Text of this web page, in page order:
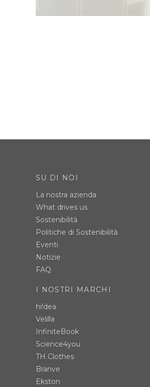
SU DI NOI
La nostra azienda
What drives us
Sostenibilità
Politiche di Sostenibilità
Eventi
Notizie
FAQ
I NOSTRI MARCHI
hi!dea
Velilla
InfiniteBook
Science4you
TH Clothes
Branve
Ekston